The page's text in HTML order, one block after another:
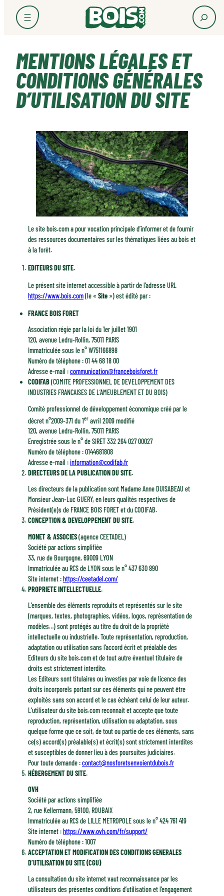
contenu
MENTIONS LÉGALES ET
CONDITIONS GÉNÉRALES
D’UTILISATION DU SITE
Le site bois.com a pour vocation principale d’informer et de fournir
des ressources documentaires sur les thématiques liées au bois et
à la forêt.
EDITEURS DU SITE.
Le présent site internet accessible à partir de l’adresse URL
https://www.bois.com(le « Site ») est édité par :
FRANCE BOIS FORET
Association régie par la loi du 1er juillet 1901
120, avenue Ledru-Rollin, 75011 PARIS
Immatriculée sous le n° W751166898
Numéro de téléphone : 01 44 68 18 00
Adresse e-mail :communication@franceboisforet.fr
CODIFAB(COMITE PROFESSIONNEL DE DEVELOPPEMENT DES
INDUSTRIES FRANCAISES DE L’AMEUBLEMENT ET DU BOIS)
Comité professionnel de développement économique créé par le
décret n°2009-371 du 1er avril 2009 modifié
120, avenue Ledru-Rollin, 75011 PARIS
Enregistrée sous le n° de SIRET 332 264 027 00027
Numéro de téléphone : 0144681808
Adresse e-mail :information@codifab.fr
DIRECTEURS DE LA PUBLICATION DU SITE.
Les directeurs de la publication sont Madame Anne DUISABEAU et
Monsieur Jean-Luc GUERY, en leurs qualités respectives de
Président(e)s de FRANCE BOIS FORET et du CODIFAB.
CONCEPTION & DEVELOPPEMENT DU SITE.
MONET & ASSOCIES(agence CEETADEL)
Société par actions simplifiée
33, rue de Bourgogne, 69009 LYON
Immatriculée au RCS de LYON sous le n° 437 630 890
Site internet :https://ceetadel.com/
PROPRIETE INTELLECTUELLE.
L’ensemble des éléments reproduits et représentés sur le site
(marques, textes, photographies, vidéos, logos, représentation de
modèles…) sont protégés au titre du droit de la propriété
intellectuelle ou industrielle. Toute représentation, reproduction,
adaptation ou utilisation sans l’accord écrit et préalable des
Editeurs du site bois.com et de tout autre éventuel titulaire de
droits est strictement interdite.
Les Editeurs sont titulaires ou investies par voie de licence des
droits incorporels portant sur ces éléments qui ne peuvent être
exploités sans son accord et le cas échéant celui de leur auteur.
L’utilisateur du site bois.com reconnait et accepte que toute
reproduction, représentation, utilisation ou adaptation, sous
quelque forme que ce soit, de tout ou partie de ces éléments, sans
ce(s) accord(s) préalable(s) et écrit(s) sont strictement interdites
et susceptibles de donner lieu à des poursuites judiciaires.
Pour toute demande :contact@nosforetsenvoientdubois.fr
HÉBERGEMENT DU SITE.
OVH
Société par actions simplifiée
2, rue Kellermann, 59100, ROUBAIX
Immatriculée au RCS de LILLE METROPOLE sous le n° 424 761 419
Site internet :https://www.ovh.com/fr/support/
Numéro de téléphone : 1007
ACCEPTATION ET MODIFICATION DES CONDITIONS GENERALES
D’UTILISATION DU SITE (CGU)
La consultation du site internet vaut reconnaissance par les
utilisateurs des présentes conditions d’utilisation et l’engagement